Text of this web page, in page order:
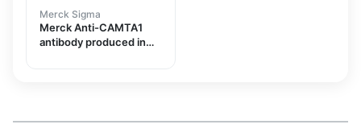
Merck Sigma
Merck Anti-CAMTA1
antibody produced in